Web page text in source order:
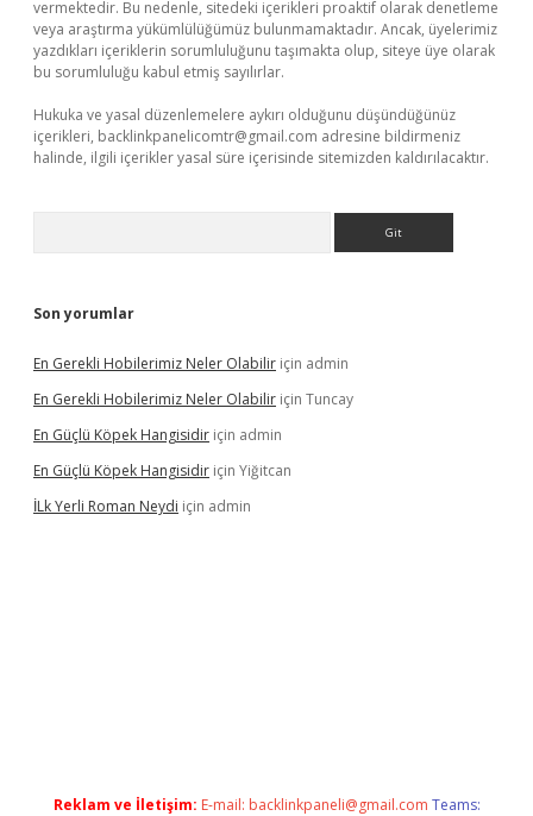
vermektedir. Bu nedenle, sitedeki içerikleri proaktif olarak denetleme
veya araştırma yükümlülüğümüz bulunmamaktadır. Ancak, üyelerimiz
yazdıkları içeriklerin sorumluluğunu taşımakta olup, siteye üye olarak
bu sorumluluğu kabul etmiş sayılırlar.
Hukuka ve yasal düzenlemelere aykırı olduğunu düşündüğünüz
içerikleri, backlinkpanelicomtr@gmail.com adresine bildirmeniz
halinde, ilgili içerikler yasal süre içerisinde sitemizden kaldırılacaktır.
Son yorumlar
En Gerekli Hobilerimiz Neler Olabilir için admin
En Gerekli Hobilerimiz Neler Olabilir için Tuncay
En Güçlü Köpek Hangisidir için admin
En Güçlü Köpek Hangisidir için Yiğitcan
İLk Yerli Roman Neydi için admin
Reklam ve İletişim: E-mail: backlinkpaneli@gmail.com Teams: